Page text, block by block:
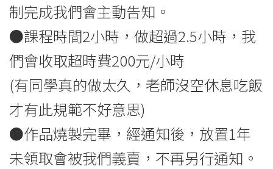
制完成我們會主動告知。
●課程時間2小時，做超過2.5小時，我
們會收取超時費200元/小時
(有同學真的做太久，老師沒空休息吃飯
才有此規範不好意思)
●作品燒製完畢，經通知後，放置1年
未領取會被我們義賣，不再另行通知。